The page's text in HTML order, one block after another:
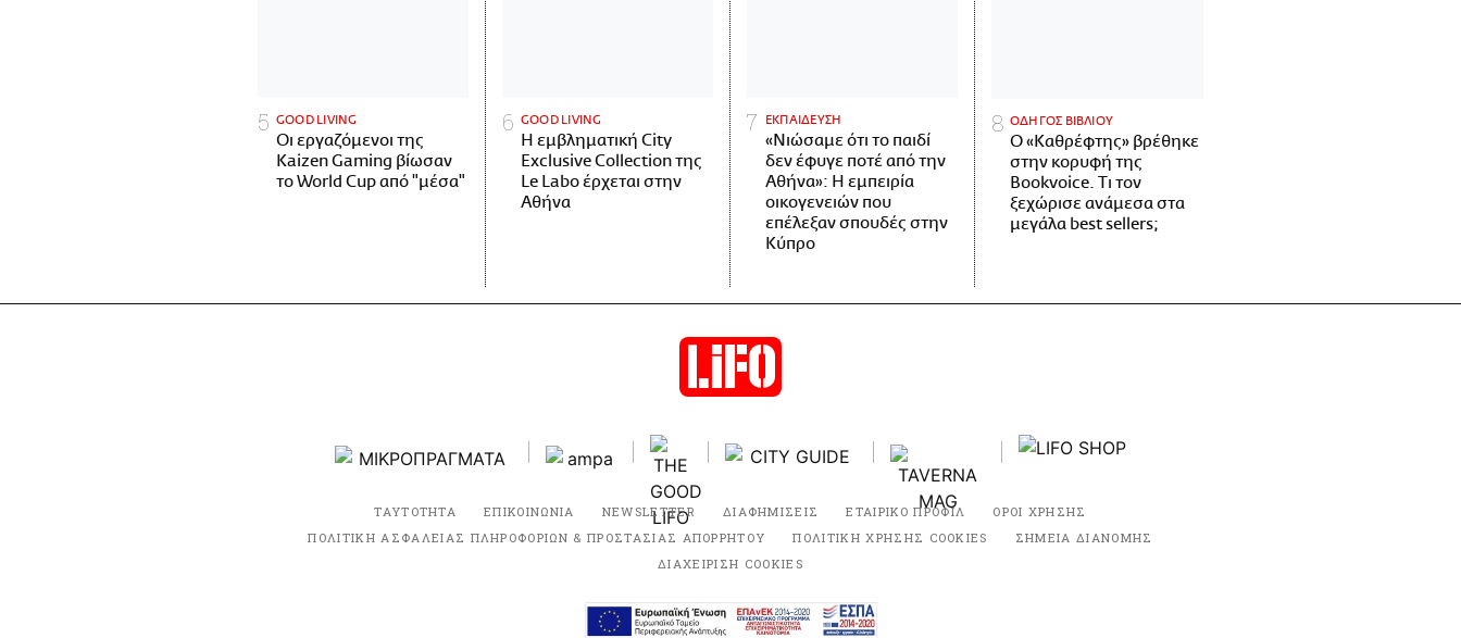
GOOD LIVING
Οι εργαζόμενοι της
Kaizen Gaming βίωσαν
το World Cup από "μέσα"
GOOD LIVING
Η εμβληματική City
Exclusive Collection της
Le Labo έρχεται στην
Αθήνα
ΕΚΠΑΙΔΕΥΣΗ
«Νιώσαμε ότι το παιδί
δεν έφυγε ποτέ από την
Αθήνα»: Η εμπειρία
οικογενειών που
επέλεξαν σπουδές στην
Κύπρο
ΟΔΗΓΟΣ ΒΙΒΛΙΟΥ
Ο «Καθρέφτης» βρέθηκε
στην κορυφή της
Bookvoice. Τι τον
ξεχώρισε ανάμεσα στα
μεγάλα best sellers;
ΤΑΥΤΟΤΗΤΑ ΕΠΙΚΟΙΝΩΝΙΑ NEWSLETTER ΔΙΑΦΗΜΙΣΕΙΣ ΕΤΑΙΡΙΚΟ ΠΡΟΦΙΛ
ΟΡΟΙ ΧΡΗΣΗΣ
ΠΟΛΙΤΙΚΗ ΑΣΦΑΛΕΙΑΣ ΠΛΗΡΟΦΟΡΙΩΝ & ΠΡΟΣΤΑΣΙΑΣ ΑΠΟΡΡΗΤΟΥ
ΠΟΛΙΤΙΚΗ ΧΡΗΣΗΣ COOKIES
ΣΗΜΕΙΑ ΔΙΑΝΟΜΗΣ
ΔΙΑΧΕΙΡΙΣΗ COOKIES